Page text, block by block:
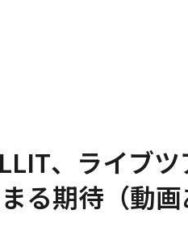
、ライブ
る期待（動画